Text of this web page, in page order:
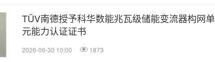
TÜV南德授予科华数能兆瓦级储能变流器构网单
元能力认证证书
2026-06-30 10:00 1873